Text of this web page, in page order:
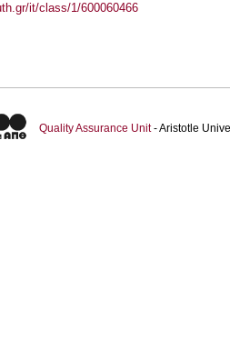
it/class/1/600060466
Quality Assurance Unit- Aristotle